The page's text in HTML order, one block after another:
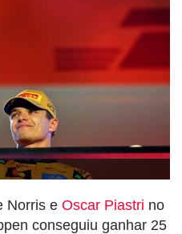
Norris e Oscar Piastri no
conseguiu ganhar 25